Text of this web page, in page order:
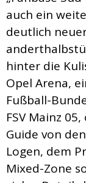
auch ein
deutlich
hinter die
Opel Arena,
Fußball-
FSV Mainz
Guide von
Logen, dem
Mixed-Zone